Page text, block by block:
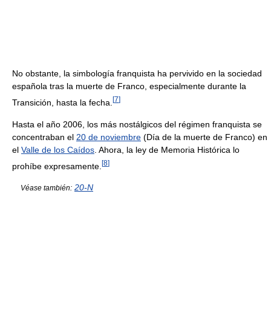
No obstante, la simbología franquista ha pervivido en la sociedad
española tras la muerte de Franco, especialmente durante la
Transición, hasta la fecha. [7]
Hasta el año 2006, los más nostálgicos del régimen franquista se
concentraban el 20 de noviembre (Día de la muerte de Franco) en
el Valle de los Caídos . Ahora, la ley de Memoria Histórica lo
prohíbe expresamente. [8]
Véase también: 20-N